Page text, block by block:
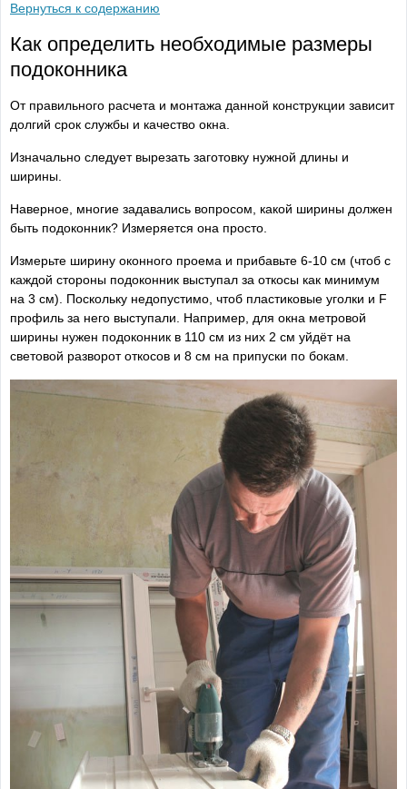
Вернуться к содержанию
Как определить необходимые размеры
подоконника
От правильного расчета и монтажа данной конструкции зависит
долгий срок службы и качество окна.
Изначально следует вырезать заготовку нужной длины и
ширины.
Наверное, многие задавались вопросом, какой ширины должен
быть подоконник? Измеряется она просто.
Измерьте ширину оконного проема и прибавьте 6-10 см (чтоб с
каждой стороны подоконник выступал за откосы как минимум
на 3 см). Поскольку недопустимо, чтоб пластиковые уголки и F
профиль за него выступали. Например, для окна метровой
ширины нужен подоконник в 110 см из них 2 см уйдёт на
световой разворот откосов и 8 см на припуски по бокам.